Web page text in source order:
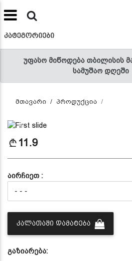
უფასო მიწოდება თბილისის
სამუშაო დღეში
ᲙᲐᲢᲔᲒᲝᲠᲘᲔᲑᲘ
მთავარი პროდუქცია
Previous
11.9
აირჩიეთ :
ᲙᲐᲚᲐᲗᲐᲨᲘ ᲓᲐᲛᲐᲢᲔᲑᲐ
გაზიარება: